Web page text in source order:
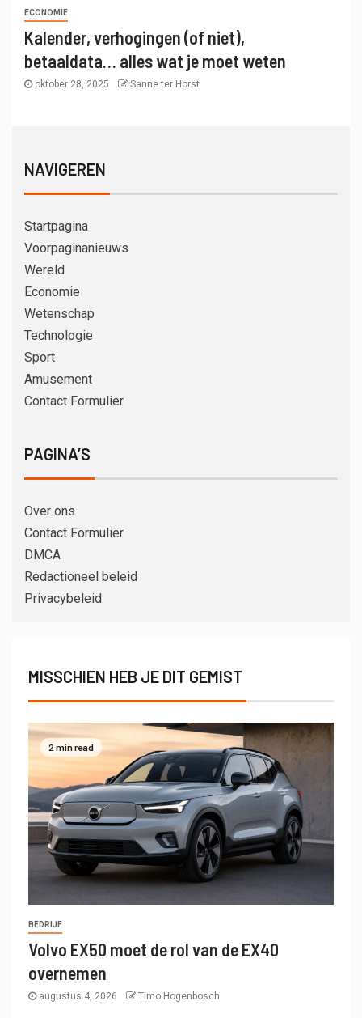
ECONOMIE
Kalender, verhogingen (of niet),
betaaldata… alles wat je moet weten
oktober 28, 2025 Sanne ter Horst
NAVIGEREN
Startpagina
Voorpaginanieuws
Wereld
Economie
Wetenschap
Technologie
Sport
Amusement
Contact Formulier
PAGINA’S
Over ons
Contact Formulier
DMCA
Redactioneel beleid
Privacybeleid
MISSCHIEN HEB JE DIT GEMIST
2 min read
BEDRIJF
Volvo EX50 moet de rol van de EX40
overnemen
augustus 4, 2026 Timo Hogenbosch